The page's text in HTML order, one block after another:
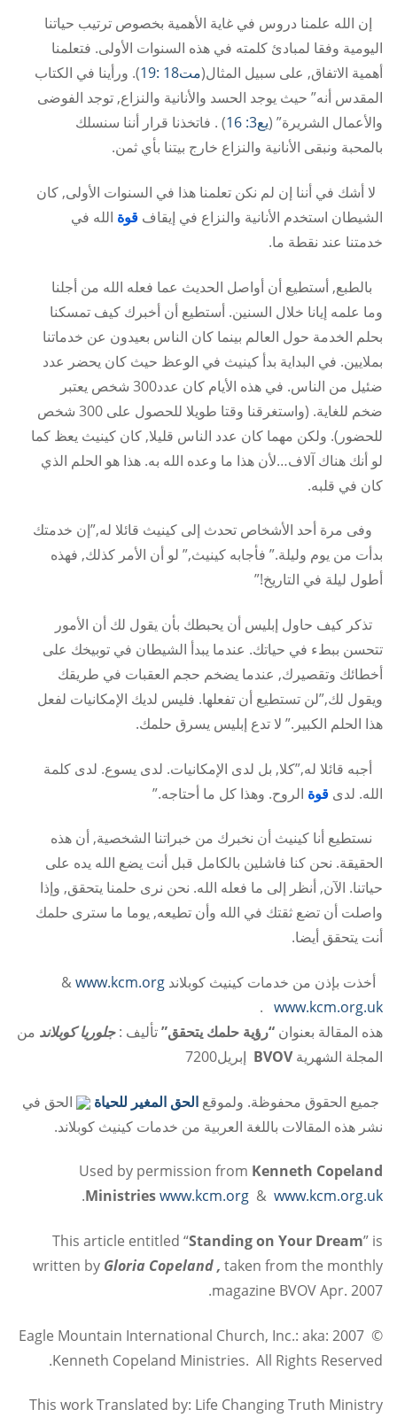
إن الله علمنا دروس في غاية الأهمية بخصوص ترتيب حياتنا
اليومية وفقا لمبادئ كلمته في هذه السنوات الأولى. فتعلمنا
أهمية الاتفاق, على سبيل المثال(مت18 :19
). ورأينا في الكتاب
المقدس أنه” حيث يوجد الحسد والأنانية والنزاع, توجد الفوضى
والأعمال الشريرة” (يع3: 16
) . فاتخذنا قرار أننا سنسلك
بالمحبة ونبقى الأنانية والنزاع خارج بيتنا بأي ثمن.
لا أشك في أننا إن لم نكن تعلمنا هذا في السنوات الأولى, كان
الشيطان استخدم الأنانية والنزاع في إيقاف قوة الله في
خدمتنا عند نقطة ما.
بالطبع, أستطيع أن أواصل الحديث عما فعله الله من أجلنا
وما علمه إيانا خلال السنين. أستطيع أن أخبرك كيف تمسكنا
بحلم الخدمة حول العالم بينما كان الناس بعيدون عن خدماتنا
بملايين. في البداية بدأ كينيث في الوعظ حيث كان يحضر عدد
ضئيل من الناس. في هذه الأيام كان عدد300 شخص يعتبر
ضخم للغاية. (واستغرقنا وقتا طويلا للحصول على 300 شخص
للحضور). ولكن مهما كان عدد الناس قليلا, كان كينيث يعظ كما
لو أنك هناك آلاف…لأن هذا ما وعده الله به. هذا هو الحلم الذي
كان في قلبه.
وفى مرة أحد الأشخاص تحدث إلى كينيث قائلا له,”إن خدمتك
بدأت من يوم وليلة.” فأجابه كينيث,” لو أن الأمر كذلك, فهذه
أطول ليلة في التاريخ!”
تذكر كيف حاول إبليس أن يحبطك بأن يقول لك أن الأمور
تتحسن ببطء في حياتك. عندما يبدأ الشيطان في توبيخك على
أخطائك وتقصيرك, عندما يضخم حجم العقبات في طريقك
ويقول لك,”لن تستطيع أن تفعلها. فليس لديك الإمكانيات لفعل
هذا الحلم الكبير.” لا تدع إبليس يسرق حلمك.
أجبه قائلا له,”كلا, بل لدى الإمكانيات. لدى يسوع. لدى كلمة
الله. لدى قوة الروح. وهذا كل ما أحتاجه.”
نستطيع أنا كينيث أن نخبرك من خبراتنا الشخصية, أن هذه
الحقيقة. نحن كنا فاشلين بالكامل قبل أنت يضع الله يده على
حياتنا. الآن, أنظر إلى ما فعله الله. نحن نرى حلمنا يتحقق, وإذا
واصلت أن تضع ثقتك في الله وأن تطيعه, يوما ما سترى حلمك
أنت يتحقق أيضا.
أخذت بإذن من خدمات كينيث كوبلاند www.kcm.org
&
www.kcm.org.uk
.
هذه المقالة بعنوان “رؤية حلمك يتحقق”تأليف :جلوريا كوبلاند من
المجلة الشهريةBVOV إبريل200 7
جميع الحقوق محفوظة. ولموقع الحق المغير للحياة
الحق في
نشر هذه المقالات باللغة العربية من خدمات كينيث كوبلاند.
Used by permission from Kenneth Copeland
Ministrieswww.kcm.org & www.kcm.org.uk
.
This article entitled “Standing on Your Dream” is
written by Gloria Copeland , taken from the monthly
magazine BVOV Apr. 2007.
© 2007 Eagle Mountain International Church, Inc.: aka:
Kenneth Copeland Ministries. All Rights Reserved.
This work Translated by: Life Changing Truth Ministry